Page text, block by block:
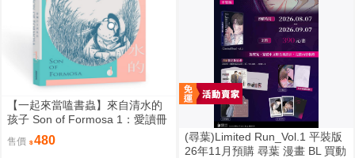
【一起來當嗑書蟲】來自清水的
孩子 Son of Formosa 1：愛讀冊
的少年
售價 480
(尋葉)Limited Run_Vol.1 平裝版
26年11月預購 尋葉 漫畫 BL 買動